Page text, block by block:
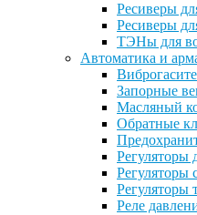
Ресиверы
Ресиверы
ТЭНы для
Автоматика и
Запорные
Масляный
Обратные
Регуляторы
Регуляторы
Регуляторы
Реле